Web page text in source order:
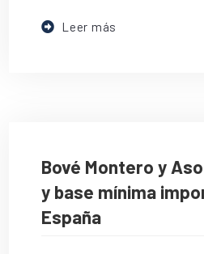
Leer más
Bové Montero y
y base mínima
España